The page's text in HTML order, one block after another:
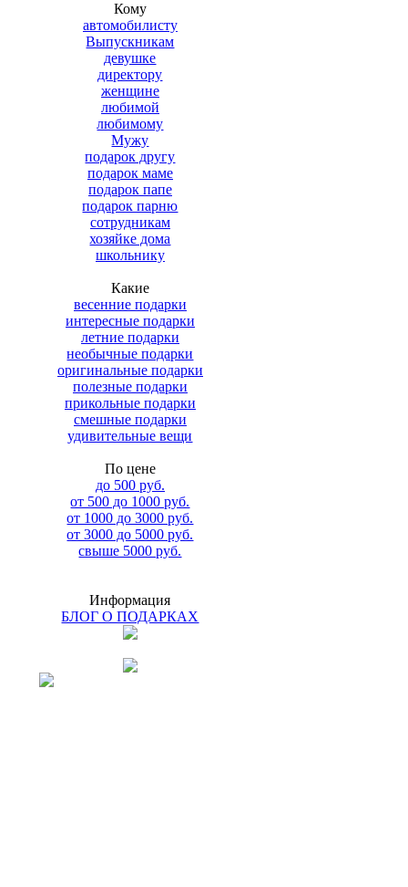
Кому
автомобилисту
Выпускникам
девушке
директору
женщине
любимой
любимому
Мужу
подарок другу
подарок маме
подарок папе
подарок парню
сотрудникам
хозяйке дома
школьнику
Какие
весенние подарки
интересные подарки
летние подарки
необычные подарки
оригинальные подарки
полезные подарки
прикольные подарки
смешные подарки
удивительные вещи
По цене
до 500 руб.
от 500 до 1000 руб.
от 1000 до 3000 руб.
от 3000 до 5000 руб.
свыше 5000 руб.
Информация
БЛОГ О ПОДАРКАХ